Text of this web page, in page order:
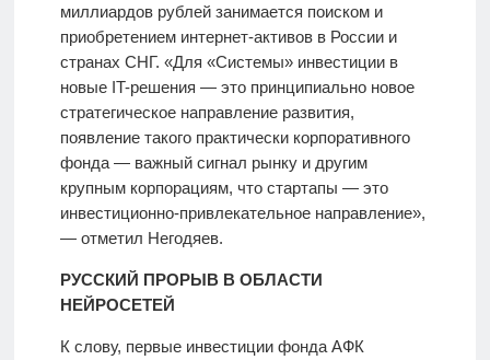
миллиардов рублей занимается поиском и
приобретением интернет-активов в России и
странах СНГ. «Для «Системы» инвестиции в
новые IT-решения — это принципиально новое
стратегическое направление развития,
появление такого практически корпоративного
фонда — важный сигнал рынку и другим
крупным корпорациям, что стартапы — это
инвестиционно-привлекательное направление»,
— отметил Негодяев.
РУССКИЙ ПРОРЫВ В ОБЛАСТИ
НЕЙРОСЕТЕЙ
К слову, первые инвестиции фонда АФК